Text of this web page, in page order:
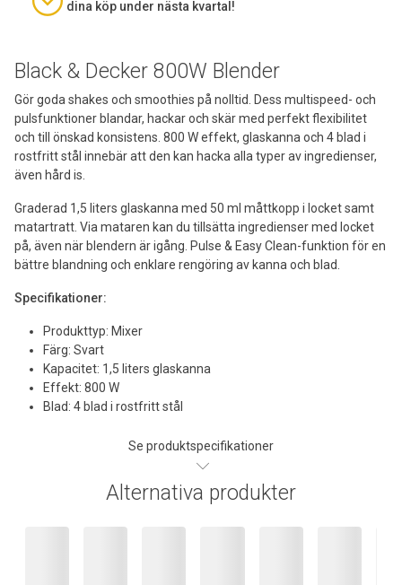
Black & Decker 800W Blender
Gör goda shakes och smoothies på nolltid. Dess multispeed- och
pulsfunktioner blandar, hackar och skär med perfekt flexibilitet
och till önskad konsistens. 800 W effekt, glaskanna och 4 blad i
rostfritt stål innebär att den kan hacka alla typer av ingredienser,
även hård is.
Graderad 1,5 liters glaskanna med 50 ml måttkopp i locket samt
matartratt. Via mataren kan du tillsätta ingredienser med locket
på, även när blendern är igång. Pulse & Easy Clean-funktion för en
bättre blandning och enklare rengöring av kanna och blad.
Specifikationer:
Produkttyp: Mixer
Färg: Svart
Kapacitet: 1,5 liters glaskanna
Effekt: 800 W
Blad: 4 blad i rostfritt stål
Se produktspecifikationer
dina köp under nästa kvartal!
Alternativa produkter